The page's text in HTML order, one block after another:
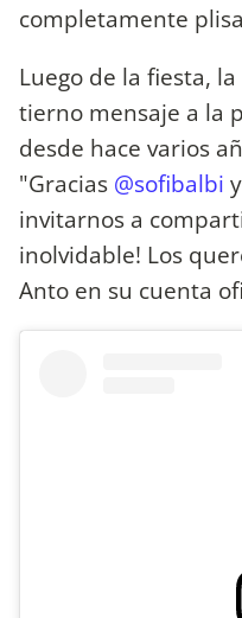
completamente
Luego de la fiesta,
tierno mensaje a la
desde hace varios
"Gracias @sofibalbi y
invitarnos a
inolvidable! Los
Anto en su cuenta